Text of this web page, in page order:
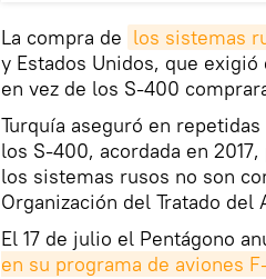
La compra de los sistemas
y Estados Unidos, que
en vez de los S-400
Turquía aseguró en
los S-400, acordada en
los sistemas rusos no son
Organización del Tratado del
El 17 de julio el Pentágono
en su programa de aviones